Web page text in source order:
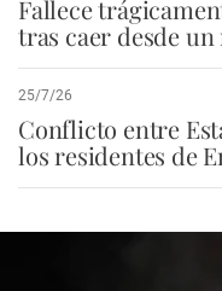
Fallece
tras caer desde
25/7/26
Conflicto entre
los residentes de